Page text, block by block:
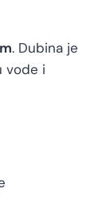
. Dubina je
vode i